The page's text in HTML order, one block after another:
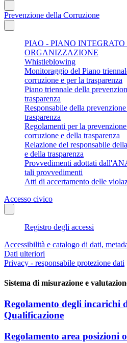
Prevenzione della Corruzione
PIAO - PIANO
ORGANIZZAZIONE
Whistleblowing
Monitoraggio del Piano
corruzione e per la trasparenza
Piano triennale della
trasparenza
Responsabile della
trasparenza
Regolamenti per la
corruzione e della trasparenza
Relazione del responsabile
e della trasparenza
Provvedimenti adottati
tali provvedimenti
Atti di accertamento delle
Accesso civico
Registro degli accessi
Accessibilità e catalogo di dati,
Dati ulteriori
Privacy - responsabile protezione dati
Sistema di misurazione e
Regolamento degli incarichi
Qualificazione
Regolamento area posizioni